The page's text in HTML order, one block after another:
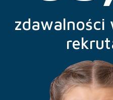
zdawalności